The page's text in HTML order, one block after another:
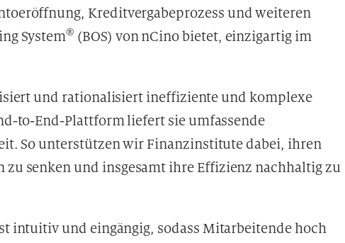
Kreditvergabeprozess und weiteren
System® (BOS) von nCino bietet, einzigartig im
und rationalisiert ineffiziente und komplexe
to-End-Plattform liefert sie umfassende
So unterstützen wir Finanzinstitute dabei, ihren
zu senken und insgesamt ihre Effizienz nachhaltig zu
intuitiv und eingängig, sodass Mitarbeitende hoch